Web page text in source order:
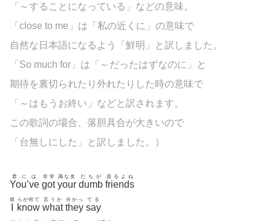
「～することになっている」などの意味。
「close to me」は「私の近くに」の意味で
自然な日本語になるよう「鮮明」と訳しました。
「So much for」は「～だったはずなのに」と
期待を裏切られたり外れたりした時の意味で
「～はもうお終い」などと訳されます。
この歌詞の場合、落胆具合が大きいので
「台無しにした」と訳しました。）
You’ve
君には
got
非常
your
識な友
dumb
だちが
friends
居るよね
彼
know
らが何て
what
言うか
they
分かっ
say
てる